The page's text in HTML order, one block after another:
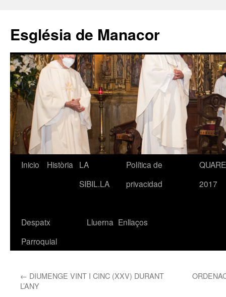
contenido
Església de Manacor
Inicio Història
LA
SIBIL.LA
Política de
privacidad
2017
Despatx
Parroquial
Lluerna Enllaços
← DIUMENGE VINT I CINC (XXV) DURANT
L’ANY